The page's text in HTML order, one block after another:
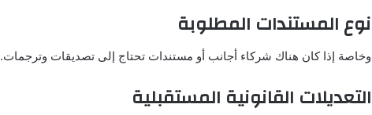
نوع المستندات المطلوبة
وخاصة إذا كان هناك شركاء أجانب أو مستندات تحتاج إلى تصديقات وترجمات.
التعديلات القانونية المستقبلية